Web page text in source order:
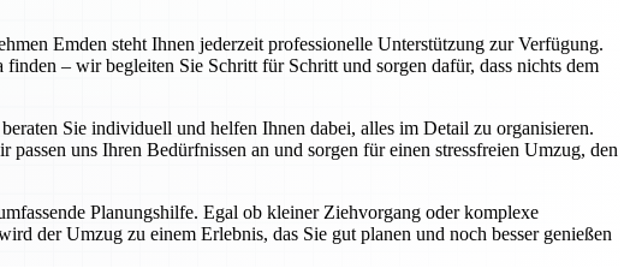
Emden steht Ihnen jederzeit professionelle Unterstützung zur Verfügung.
– wir begleiten Sie Schritt für Schritt und sorgen dafür, dass nichts dem
Sie individuell und helfen Ihnen dabei, alles im Detail zu organisieren.
uns Ihren Bedürfnissen an und sorgen für einen stressfreien Umzug, den
Planungshilfe. Egal ob kleiner Ziehvorgang oder komplexe
der Umzug zu einem Erlebnis, das Sie gut planen und noch besser genießen